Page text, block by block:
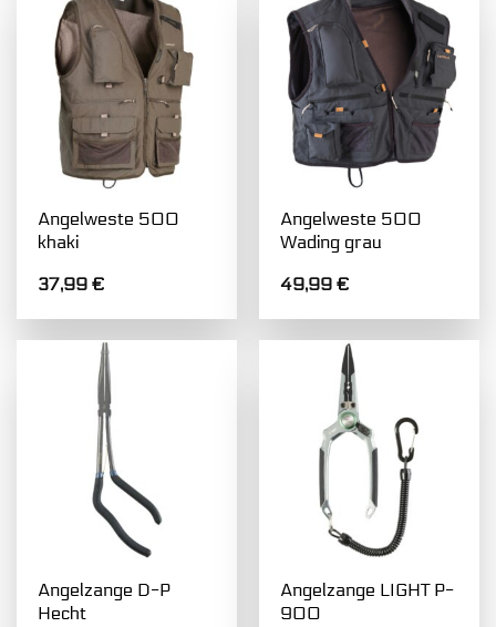
Angelweste 500
khaki
37,99€
Angelweste 500
Wading grau
49,99€
Angelzange D-P
Hecht
Angelzange LIGHT P-
900